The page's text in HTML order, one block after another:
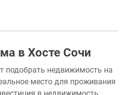
в Хосте Сочи
подобрать недвижимость на
место для проживания